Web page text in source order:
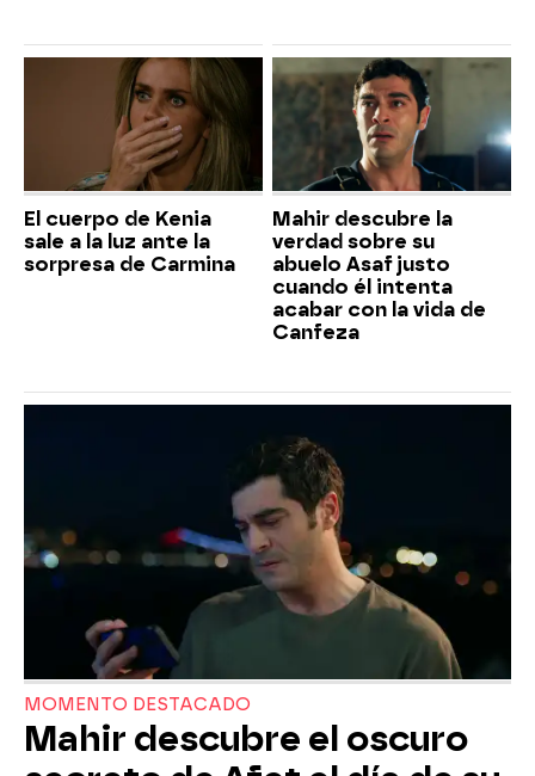
El cuerpo de Kenia
sale a la luz ante la
sorpresa de Carmina
Mahir descubre la
verdad sobre su
abuelo Asaf justo
cuando él intenta
acabar con la vida de
Canfeza
MOMENTO DESTACADO
Mahir descubre el oscuro